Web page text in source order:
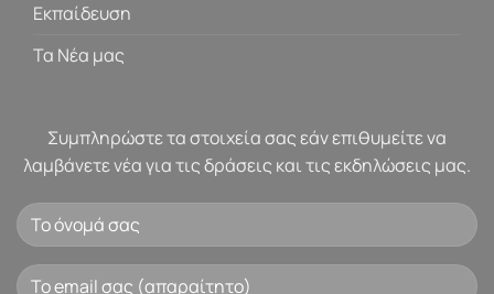
Εκπαίδευση
Τα Νέα μας
Συμπληρώστε τα στοιχεία σας εάν επιθυμείτε να
λαμβάνετε νέα για τις δράσεις και τις εκδηλώσεις μας.